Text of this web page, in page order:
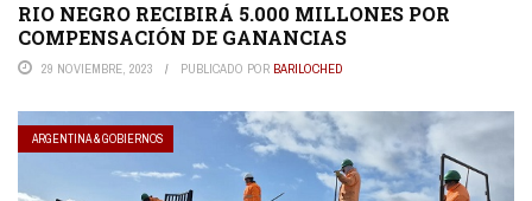
RIO NEGRO RECIBIRÁ 5.000 MILLONES POR
COMPENSACIÓN DE GANANCIAS
29 NOVIEMBRE, 2023 PUBLICADO POR BARILOCHED
ARGENTINA & GOBIERNOS